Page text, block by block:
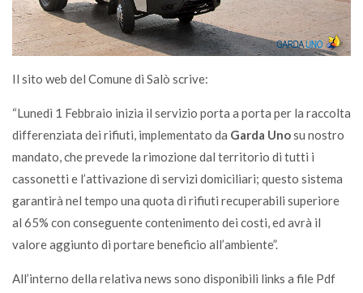
Il sito web del Comune di Salò scrive:
“Lunedì 1 Febbraio inizia il servizio porta a porta per la raccolta
differenziata dei rifiuti, implementato da Garda Unosu nostro
mandato, che prevede la rimozione dal territorio di tutti i
cassonetti e l’attivazione di servizi domiciliari; questo sistema
garantirà nel tempo una quota di rifiuti recuperabili superiore
al 65% con conseguente contenimento dei costi, ed avrà il
valore aggiunto di portare beneficio all’ambiente”.
All’interno della relativa news sono disponibili links a file Pdf